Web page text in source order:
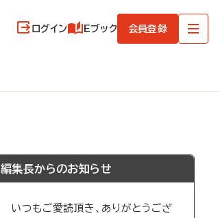
ログイン Eブック 会員登録
編集長からのお知らせ
いつもご愛読頂き、ありがとうござ